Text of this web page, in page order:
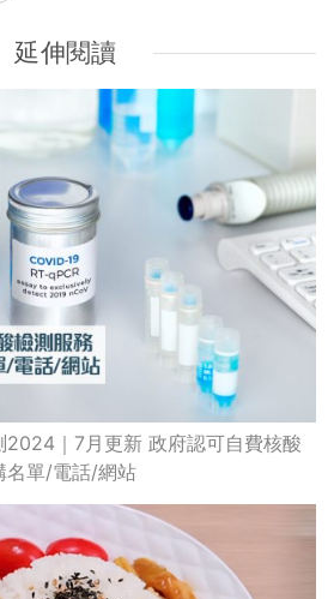
延伸閱讀
2024｜7月更新 政府認可自費核酸
名單/電話/網站